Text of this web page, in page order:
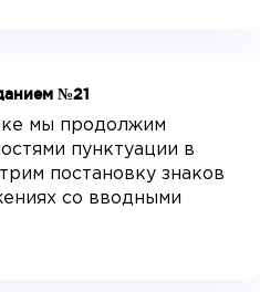
№21
мы продолжим
пунктуации в
постановку знаков
со вводными